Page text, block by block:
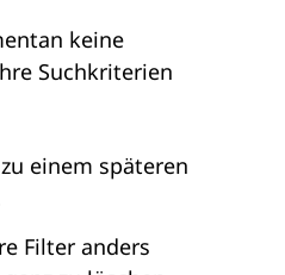
keine
Suchkriterien
einem späteren
Filter anders